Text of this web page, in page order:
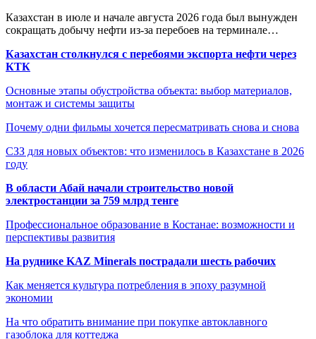
Казахстан в июле и начале августа 2026 года был вынужден
сокращать добычу нефти из-за перебоев на терминале…
Казахстан столкнулся с перебоями экспорта нефти через
КТК
Основные этапы обустройства объекта: выбор материалов,
монтаж и системы защиты
Почему одни фильмы хочется пересматривать снова и снова
СЗЗ для новых объектов: что изменилось в Казахстане в 2026
году
В области Абай начали строительство новой
электростанции за 759 млрд тенге
Профессиональное образование в Костанае: возможности и
перспективы развития
На руднике KAZ Minerals пострадали шесть рабочих
Как меняется культура потребления в эпоху разумной
экономии
На что обратить внимание при покупке автоклавного
газоблока для коттеджа